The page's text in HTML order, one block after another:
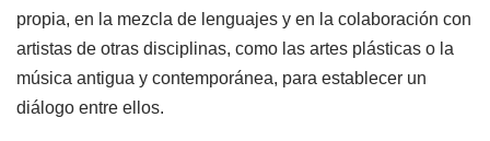
propia, en la mezcla de lenguajes y en la colaboración con
artistas de otras disciplinas, como las artes plásticas o la
música antigua y contemporánea, para establecer un
diálogo entre ellos.